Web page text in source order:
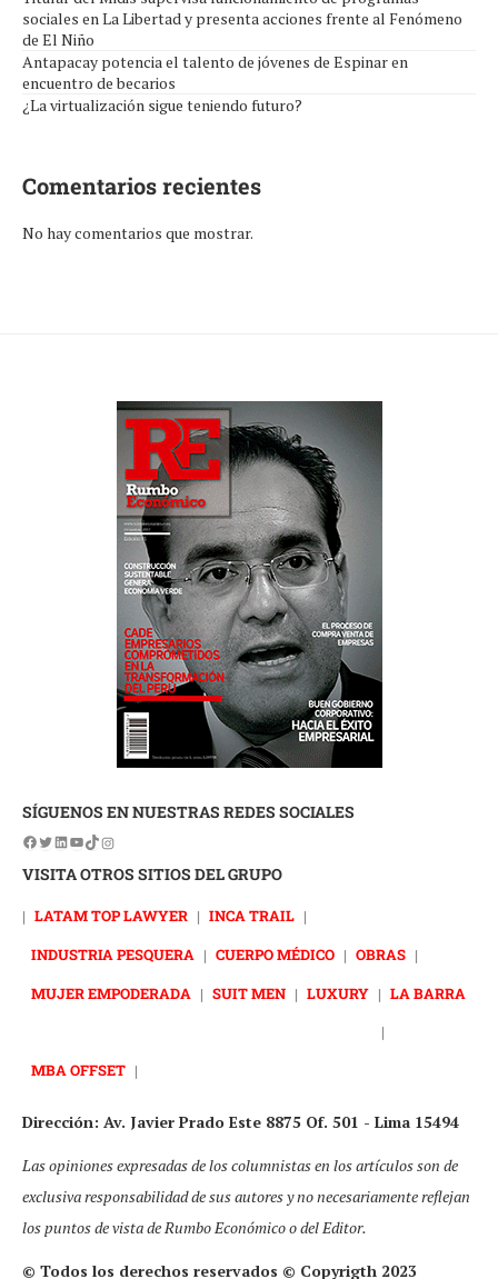
sociales en La Libertad y presenta acciones frente al Fenómeno
de El Niño
Antapacay potencia el talento de jóvenes de Espinar en
encuentro de becarios
¿La virtualización sigue teniendo futuro?
Comentarios recientes
No hay comentarios que mostrar.
SÍGUENOS EN NUESTRAS REDES SOCIALES
VISITA OTROS SITIOS DEL GRUPO
| LATAM TOP LAWYER | INCA TRAIL |
INDUSTRIA PESQUERA | CUERPO MÉDICO | OBRAS |
MUJER EMPODERADA | SUIT MEN | LUXURY | LA BARRA
|
MBA OFFSET |
Dirección: Av. Javier Prado Este 8875 Of. 501 - Lima 15494
Las opiniones expresadas de los columnistas en los artículos son de
exclusiva responsabilidad de sus autores y no necesariamente reflejan
los puntos de vista de Rumbo Económico o del Editor.
© Todos los derechos reservados © Copyrigth 2023